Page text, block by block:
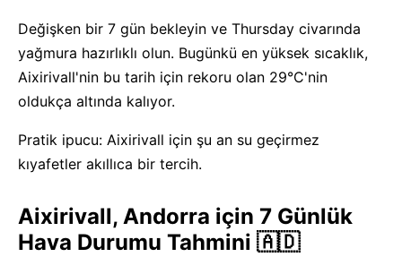
Değişken bir 7 gün bekleyin ve Thursday civarında
yağmura hazırlıklı olun. Bugünkü en yüksek sıcaklık,
Aixirivall'nin bu tarih için rekoru olan 29°C'nin
oldukça altında kalıyor.
Pratik ipucu: Aixirivall için şu an su geçirmez
kıyafetler akıllıca bir tercih.
Aixirivall, Andorra için 7 Günlük
Hava Durumu Tahmini 🇦🇩